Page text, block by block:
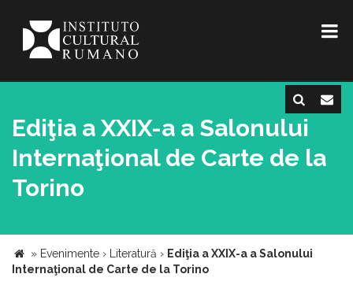
Ediţia a XXIX-a a Salonului
Internaţional de Carte de la
Torino
» Evenimente › Literatură › Ediţia a XXIX-a a Salonului
Internaţional de Carte de la Torino